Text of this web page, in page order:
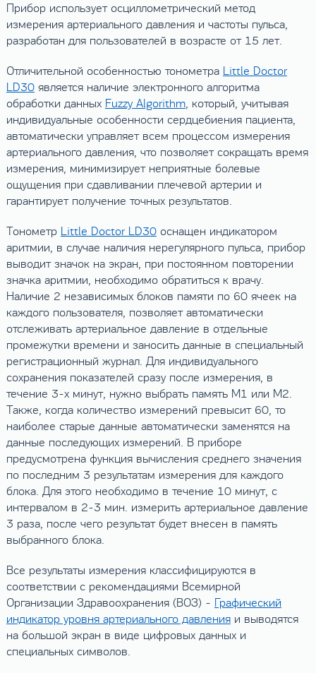
Прибор использует осциллометрический метод
измерения артериального давления и частоты пульса,
разработан для пользователей в возрасте от 15 лет.
Отличительной особенностью тонометра Little Doctor
LD30является наличие электронного алгоритма
обработки данных Fuzzy Algorithm, который, учитывая
индивидуальные особенности сердцебиения пациента,
автоматически управляет всем процессом измерения
артериального давления, что позволяет сокращать время
измерения, минимизирует неприятные болевые
ощущения при сдавливании плечевой артерии и
гарантирует получение точных результатов.
Тонометр Little Doctor LD30оснащен индикатором
аритмии, в случае наличия нерегулярного пульса, прибор
выводит значок на экран, при постоянном повторении
значка аритмии, необходимо обратиться к врачу.
Наличие 2 независимых блоков памяти по 60 ячеек на
каждого пользователя, позволяет автоматически
отслеживать артериальное давление в отдельные
промежутки времени и заносить данные в специальный
регистрационный журнал. Для индивидуального
сохранения показателей сразу после измерения, в
течение 3-х минут, нужно выбрать память М1 или М2.
Также, когда количество измерений превысит 60, то
наиболее старые данные автоматически заменятся на
данные последующих измерений. В приборе
предусмотрена функция вычисления среднего значения
по последним 3 результатам измерения для каждого
блока. Для этого необходимо в течение 10 минут, с
интервалом в 2-3 мин. измерить артериальное давление
3 раза, после чего результат будет внесен в память
выбранного блока.
Все результаты измерения классифицируются в
соответствии с рекомендациями Всемирной
Организации Здравоохранения (ВОЗ) - Графический
индикатор уровня артериального давленияи выводятся
на большой экран в виде цифровых данных и
специальных символов.